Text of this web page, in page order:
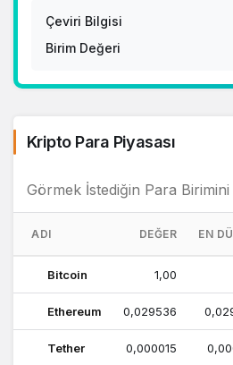
Çeviri Bilgisi
Birim Değeri
Kripto Para Piyasası
ADI DEĞER EN
Bitcoin 1,00
Ethereum 0,029536
Tether 0,000015